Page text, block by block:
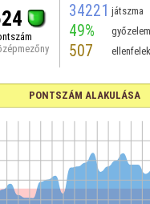
34221 játszma
49% győzelem
507
PONTSZÁM ALAKULÁSA